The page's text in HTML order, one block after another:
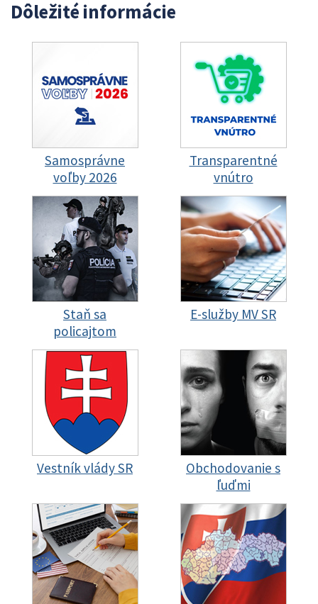
Dôležité informácie
Samosprávne
voľby 2026
Transparentné
vnútro
Staň sa
policajtom
E-služby MV SR
Vestník vlády SR
Obchodovanie s
ľuďmi